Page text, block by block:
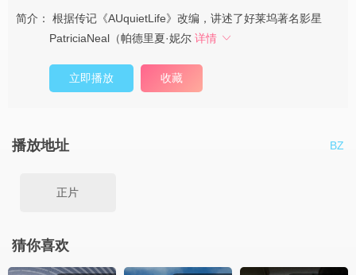
简介：
根据传记《AUquietLife》改编，讲述了好莱坞著名影星
PatriciaNeal（帕德里夏·妮尔 详情
立即播放 收藏
播放地址 BZ
正片
猜你喜欢